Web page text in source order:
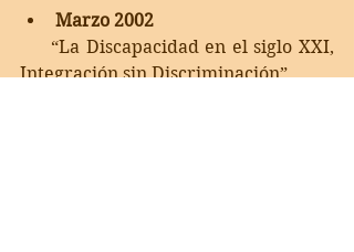
Marzo 2002
Integración sin Discriminación”.